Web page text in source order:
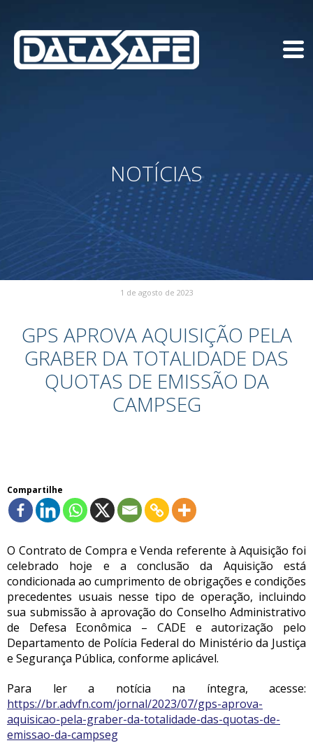
NOTÍCIAS
1 de agosto de 2023
GPS APROVA AQUISIÇÃO PELA
GRABER DA TOTALIDADE DAS
QUOTAS DE EMISSÃO DA
CAMPSEG
Compartilhe
O Contrato de Compra e Venda referente à Aquisição foi
celebrado hoje e a conclusão da Aquisição está
condicionada ao cumprimento de obrigações e condições
precedentes usuais nesse tipo de operação, incluindo
sua submissão à aprovação do Conselho Administrativo
de Defesa Econômica – CADE e autorização pelo
Departamento de Polícia Federal do Ministério da Justiça
e Segurança Pública, conforme aplicável.
Para ler a notícia na íntegra, acesse:
https://br.advfn.com/jornal/2023/07/gps-aprova-
aquisicao-pela-graber-da-totalidade-das-quotas-de-
emissao-da-campseg